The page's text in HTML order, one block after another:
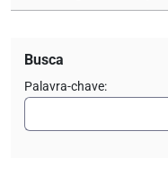
Busca
Palavra-chave: